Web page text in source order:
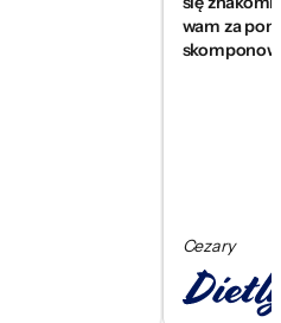
wam za pomoc
skomponować
Cezary